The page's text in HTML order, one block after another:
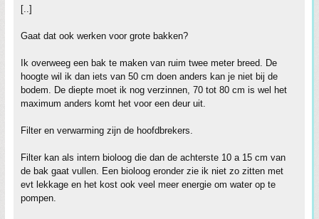
[..]
Gaat dat ook werken voor grote bakken?
Ik overweeg een bak te maken van ruim twee meter breed. De
hoogte wil ik dan iets van 50 cm doen anders kan je niet bij de
bodem. De diepte moet ik nog verzinnen, 70 tot 80 cm is wel het
maximum anders komt het voor een deur uit.
Filter en verwarming zijn de hoofdbrekers.
Filter kan als intern bioloog die dan de achterste 10 a 15 cm van
de bak gaat vullen. Een bioloog eronder zie ik niet zo zitten met
evt lekkage en het kost ook veel meer energie om water op te
pompen.